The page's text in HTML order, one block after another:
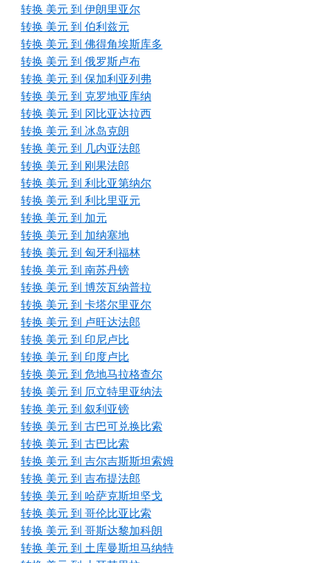
转换 美元 到 伊朗里亚尔
转换 美元 到 伯利兹元
转换 美元 到 佛得角埃斯库多
转换 美元 到 俄罗斯卢布
转换 美元 到 保加利亚列弗
转换 美元 到 克罗地亚库纳
转换 美元 到 冈比亚达拉西
转换 美元 到 冰岛克朗
转换 美元 到 几内亚法郎
转换 美元 到 刚果法郎
转换 美元 到 利比亚第纳尔
转换 美元 到 利比里亚元
转换 美元 到 加元
转换 美元 到 加纳塞地
转换 美元 到 匈牙利福林
转换 美元 到 南苏丹镑
转换 美元 到 博茨瓦纳普拉
转换 美元 到 卡塔尔里亚尔
转换 美元 到 卢旺达法郎
转换 美元 到 印尼卢比
转换 美元 到 印度卢比
转换 美元 到 危地马拉格查尔
转换 美元 到 厄立特里亚纳法
转换 美元 到 叙利亚镑
转换 美元 到 古巴可兑换比索
转换 美元 到 古巴比索
转换 美元 到 吉尔吉斯斯坦索姆
转换 美元 到 吉布提法郎
转换 美元 到 哈萨克斯坦坚戈
转换 美元 到 哥伦比亚比索
转换 美元 到 哥斯达黎加科朗
转换 美元 到 土库曼斯坦马纳特